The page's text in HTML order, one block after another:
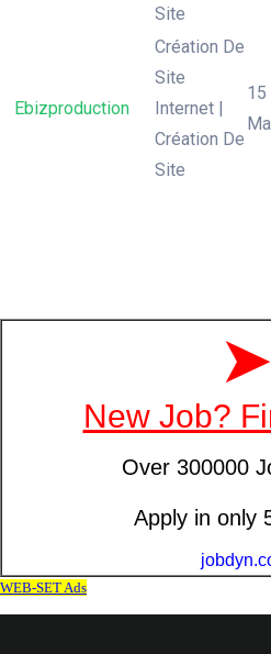
Site
Ebizproduction
Création De
Site
Internet |
Création De
Site
15